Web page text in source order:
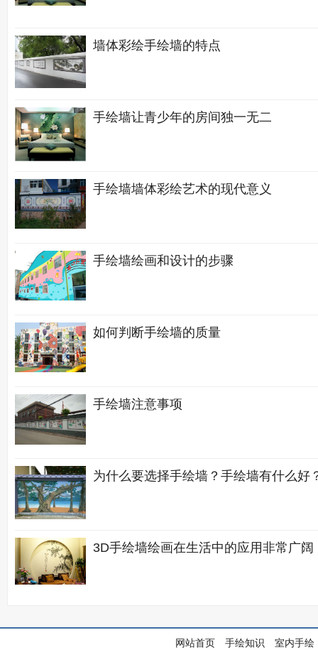
墙体彩绘手绘墙的特点
手绘墙让青少年的房间独一无二
手绘墙墙体彩绘艺术的现代意义
手绘墙绘画和设计的步骤
如何判断手绘墙的质量
手绘墙注意事项
为什么要选择手绘墙？手绘墙有什么好
3D手绘墙绘画在生活中的应用非常广阔
网站首页 手绘知识 室内手绘